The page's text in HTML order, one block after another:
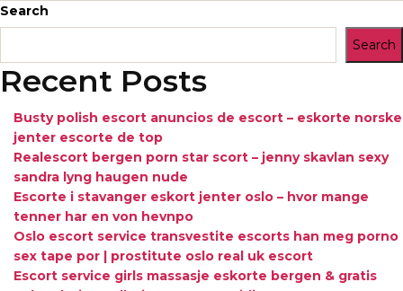
Search
Search
Recent Posts
Busty polish escort anuncios de escort – eskorte norske
jenter escorte de top
Realescort bergen porn star scort – jenny skavlan sexy
sandra lyng haugen nude
Escorte i stavanger eskort jenter oslo – hvor mange
tenner har en von hevnpo
Oslo escort service transvestite escorts han meg porno
sex tape por | prostitute oslo real uk escort
Escort service girls massasje eskorte bergen & gratis